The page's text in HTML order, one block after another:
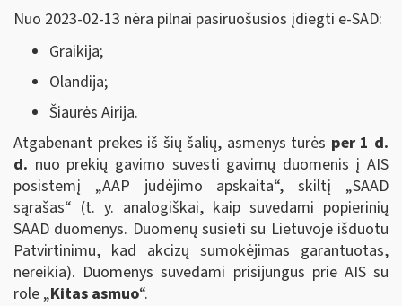
Nuo 2023-02-13 nėra pilnai pasiruošusios įdiegti e-SAD:
Graikija;
Olandija;
Šiaurės Airija.
Atgabenant prekes iš šių šalių, asmenys turės per 1 d.
d. nuo prekių gavimo suvesti gavimų duomenis į AIS
posistemį „AAP judėjimo apskaita“, skiltį „SAAD
sąrašas“ (t. y. analogiškai, kaip suvedami popierinių
SAAD duomenys. Duomenų susieti su Lietuvoje išduotu
Patvirtinimu, kad akcizų sumokėjimas garantuotas,
nereikia). Duomenys suvedami prisijungus prie AIS su
role „Kitas asmuo“.